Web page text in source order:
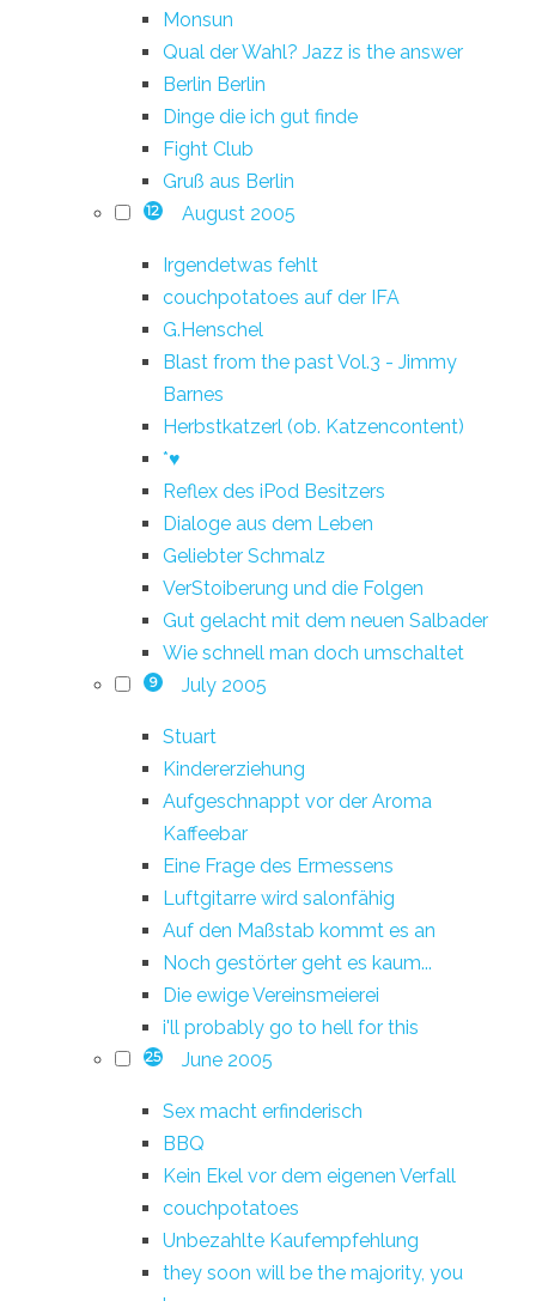
Monsun
Qual der Wahl? Jazz is the answer
Berlin Berlin
Dinge die ich gut finde
Fight Club
Gruß aus Berlin
12 August 2005
Irgendetwas fehlt
couchpotatoes auf der IFA
G.Henschel
Blast from the past Vol.3 - Jimmy
Barnes
Herbstkatzerl (ob. Katzencontent)
*♥
Reflex des iPod Besitzers
Dialoge aus dem Leben
Geliebter Schmalz
VerStoiberung und die Folgen
Gut gelacht mit dem neuen Salbader
Wie schnell man doch umschaltet
9 July 2005
Stuart
Kindererziehung
Aufgeschnappt vor der Aroma
Kaffeebar
Eine Frage des Ermessens
Luftgitarre wird salonfähig
Auf den Maßstab kommt es an
Noch gestörter geht es kaum...
Die ewige Vereinsmeierei
i'll probably go to hell for this
25 June 2005
Sex macht erfinderisch
BBQ
Kein Ekel vor dem eigenen Verfall
couchpotatoes
Unbezahlte Kaufempfehlung
they soon will be the majority, you